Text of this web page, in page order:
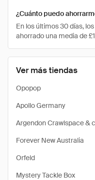
Ver más tiendas
Opopop
Apollo Germany
Argendon Crawlspace &
Forever New Australia
Orfeld
Mystery Tackle Box
¿Cuánto puedo
En los últimos 30 días,
ahorrado una media de